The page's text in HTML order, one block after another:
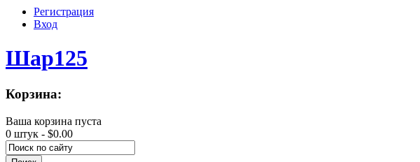
Регистрация
Вход
Шар125
Корзина:
Ваша корзина пуста
0 штук - $0.00